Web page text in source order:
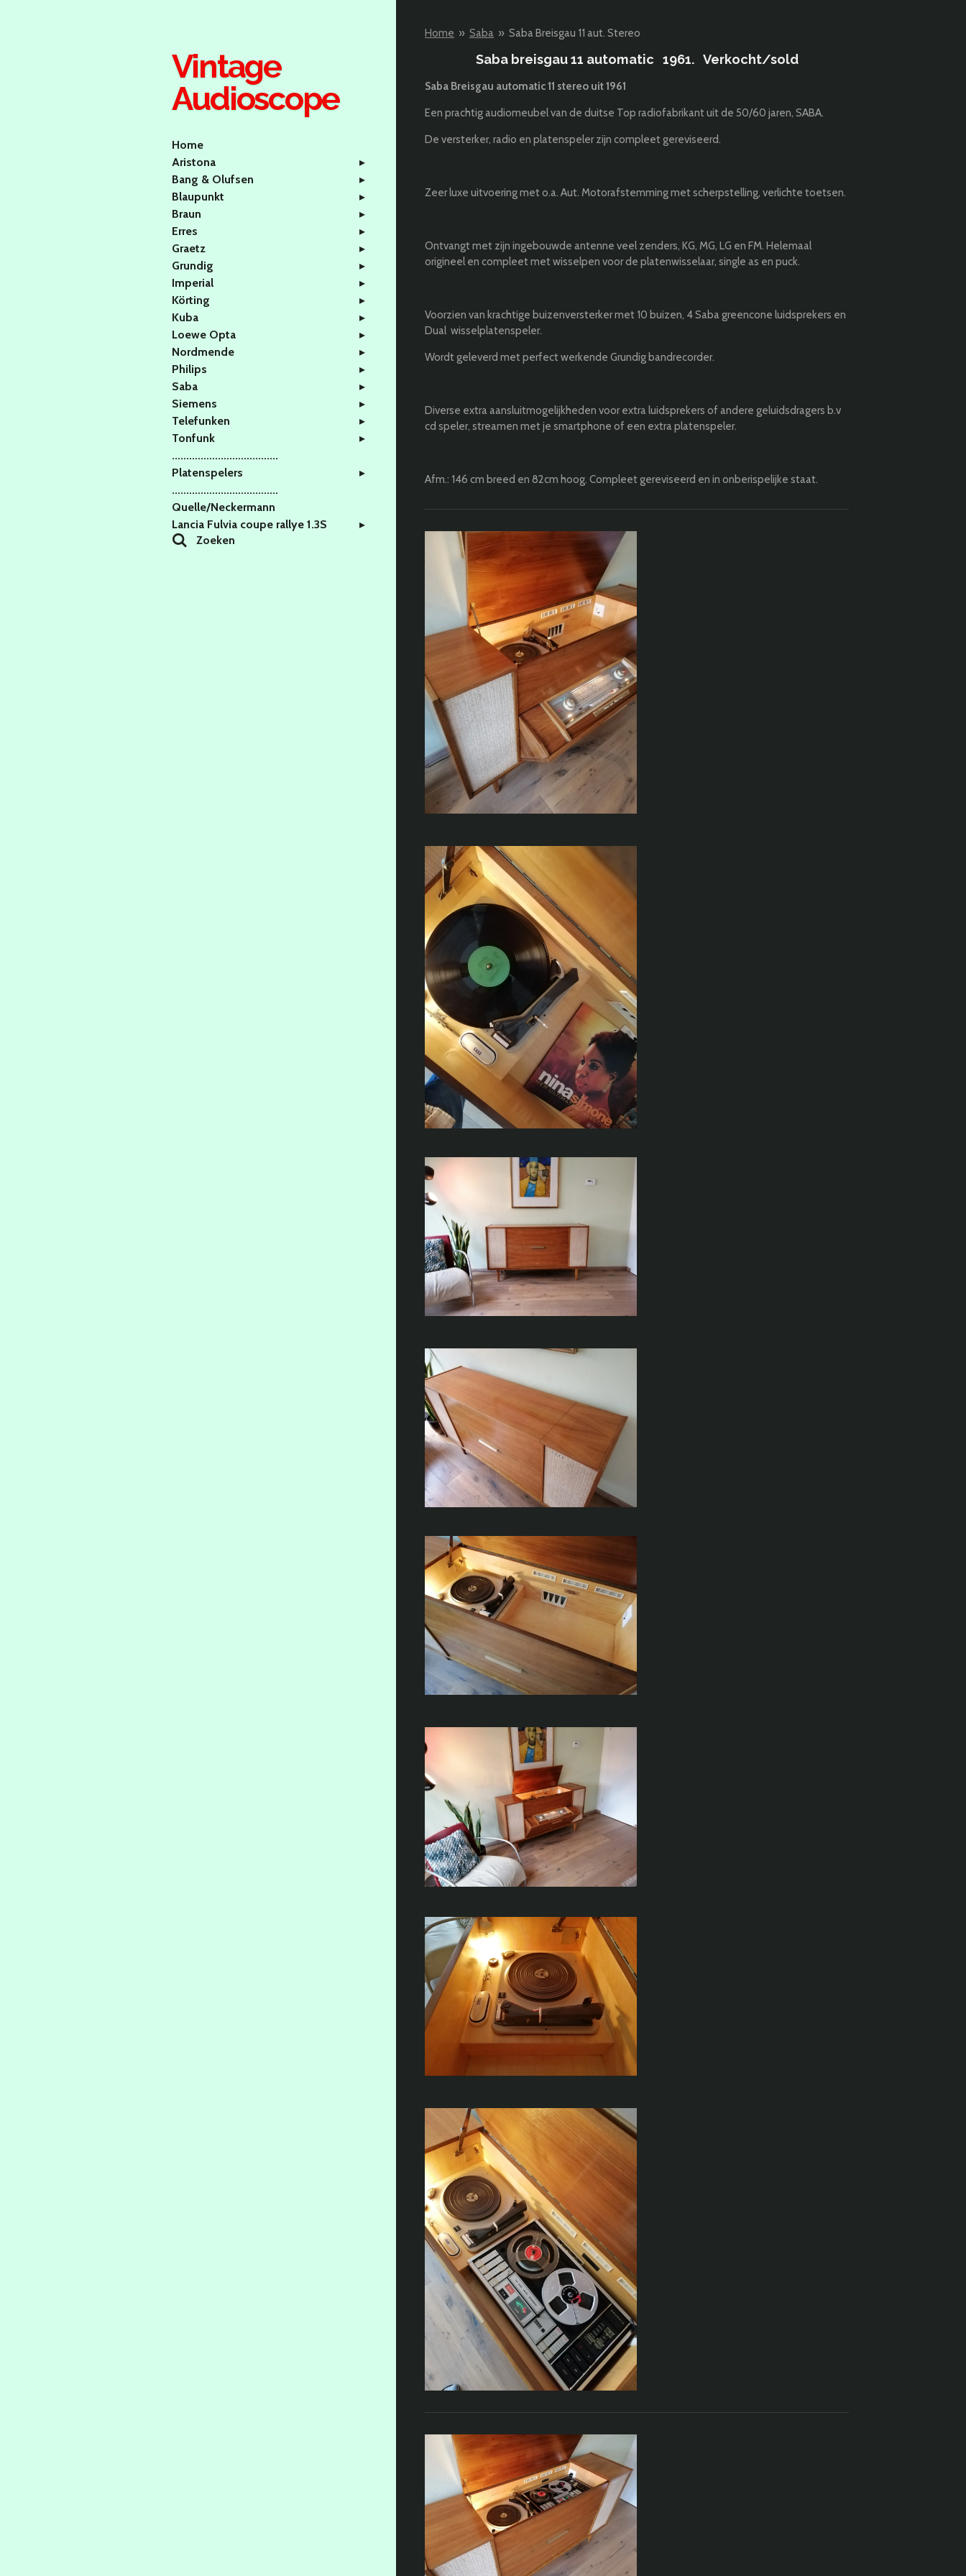
Home » Saba » Saba Breisgau 11 aut. Stereo
Sababreisgau 11 automatic 1961. Verkocht/sold
Saba Breisgau automatic 11 stereo uit 1961
Een prachtig audiomeubel van de duitse Top radiofabrikant uit de 50/60 jaren, SABA.
De versterker, radio en platenspeler zijn compleet gereviseerd.
Zeer luxe uitvoering met o.a. Aut. Motorafstemming met scherpstelling, verlichte toetsen.
Ontvangt met zijn ingebouwde antenne veel zenders, KG, MG, LG en FM. Helemaal
origineel en compleet met wisselpen voor de platenwisselaar, single as en puck.
Voorzien van krachtige buizenversterker met 10 buizen, 4 Saba greencone luidsprekers en
Dual wisselplatenspeler.
Wordt geleverd met perfect werkende Grundig bandrecorder.
Diverse extra aansluitmogelijkheden voor extra luidsprekers of andere geluidsdragers b.v
cd speler, streamen met je smartphone of een extra platenspeler.
Afm.: 146 cm breed en 82cm hoog. Compleet gereviseerd en in onberispelijke staat.
Vintage
Audioscope
Home
Aristona
Bang & Olufsen
Blaupunkt
Braun
Erres
Graetz
Grundig
Imperial
Körting
Kuba
Loewe Opta
Nordmende
Philips
Saba
Siemens
Telefunken
Tonfunk
.....................................
Platenspelers
.....................................
Quelle/Neckermann
Lancia Fulvia coupe rallye 1.3S
Zoeken